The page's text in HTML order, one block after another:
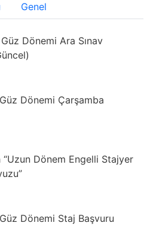
Genel
Dönemi Ara Sınav
Dönemi Çarşamba
“Uzun Dönem Engelli Stajyer
Dönemi Staj Başvuru